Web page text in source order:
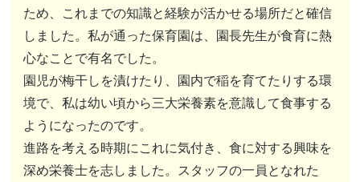
ため、これまでの知識と経験が活かせる場所だと確信
しました。私が通った保育園は、園長先生が食育に熱
心なことで有名でした。
園児が梅干しを漬けたり、園内で稲を育てたりする環
境で、私は幼い頃から三大栄養素を意識して食事する
ようになったのです。
進路を考える時期にこれに気付き、食に対する興味を
深め栄養士を志しました。スタッフの一員となれた